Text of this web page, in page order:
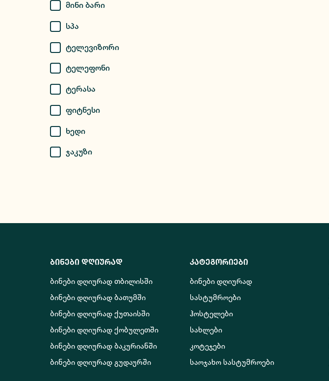
Მინი Ბარი
Სპა
Ტელევიზორი
Ტელეფონი
Ტერასა
Ფიტნესი
Ხედი
Ჯაკუზი
ბინები დღიურად
ბინები დღიურად თბილისში
ბინები დღიურად ბათუმში
ბინები დღიურად ქუთაისში
ბინები დღიურად ქობულეთში
ბინები დღიურად ბაკურიანში
ბინები დღიურად გუდაურში
კატეგორიები
ბინები დღიურად
სასტუმროები
ჰოსტელები
სახლები
კოტეჯები
საოჯახო სასტუმროები